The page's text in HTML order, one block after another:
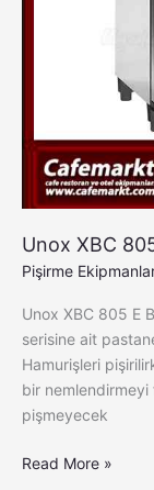
Unox XBC
Pişirme
Unox XBC 805 E
serisine ait
Hamurişleri
bir nemlendirmeyi
pişmeyecek
Read More »